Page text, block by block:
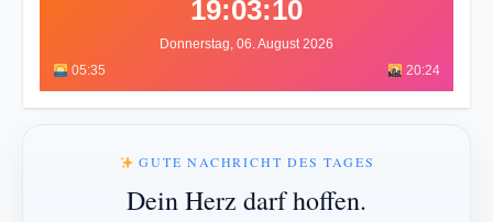
19:03:14
Donnerstag, 06. August 2026
05:35
20:24
GUTE NACHRICHT DES TAGES
Dein Herz darf hoffen.